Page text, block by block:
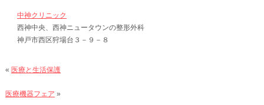
中神クリニック
西神中央、西神ニュータウンの整形外科
神戸市西区狩場台３－９－８
« 医療と生活保護
医療機器フェア »